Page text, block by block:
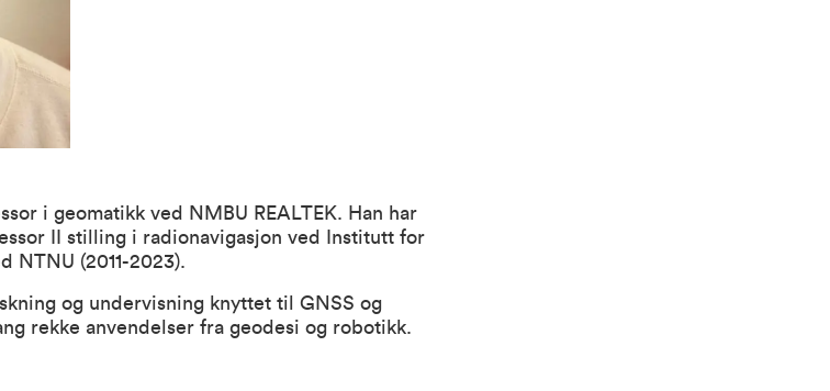
i geomatikk ved NMBU REALTEK. Han har
II stilling i radionavigasjon ved Institutt for
NTNU (2011-2023).
og undervisning knyttet til GNSS og
rekke anvendelser fra geodesi og robotikk.